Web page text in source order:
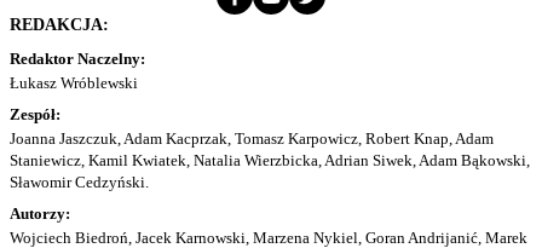
REDAKCJA:
Redaktor Naczelny:
Łukasz Wróblewski
Zespół:
Joanna Jaszczuk, Adam Kacprzak, Tomasz Karpowicz, Robert Knap, Adam
Staniewicz, Kamil Kwiatek, Natalia Wierzbicka, Adrian Siwek, Adam Bąkowski,
Sławomir Cedzyński.
Autorzy:
Wojciech Biedroń, Jacek Karnowski, Marzena Nykiel, Goran Andrijanić, Marek